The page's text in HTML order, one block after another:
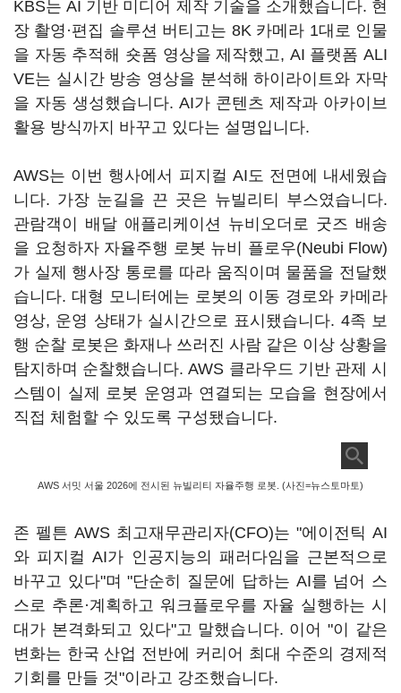
KBS는 AI 기반 미디어 제작 기술을 소개했습니다. 현
장 촬영·편집 솔루션 버티고는 8K 카메라 1대로 인물
을 자동 추적해 숏폼 영상을 제작했고, AI 플랫폼 ALI
VE는 실시간 방송 영상을 분석해 하이라이트와 자막
을 자동 생성했습니다. AI가 콘텐츠 제작과 아카이브
활용 방식까지 바꾸고 있다는 설명입니다.
AWS는 이번 행사에서 피지컬 AI도 전면에 내세웠습
니다. 가장 눈길을 끈 곳은 뉴빌리티 부스였습니다.
관람객이 배달 애플리케이션 뉴비오더로 굿즈 배송
을 요청하자 자율주행 로봇 뉴비 플로우(Neubi Flow)
가 실제 행사장 통로를 따라 움직이며 물품을 전달했
습니다. 대형 모니터에는 로봇의 이동 경로와 카메라
영상, 운영 상태가 실시간으로 표시됐습니다. 4족 보
행 순찰 로봇은 화재나 쓰러진 사람 같은 이상 상황을
탐지하며 순찰했습니다. AWS 클라우드 기반 관제 시
스템이 실제 로봇 운영과 연결되는 모습을 현장에서
직접 체험할 수 있도록 구성됐습니다.
AWS 서밋 서울 2026에 전시된 뉴빌리티 자율주행 로봇. (사진=뉴스토마토)
존 펠튼 AWS 최고재무관리자(CFO)는 "에이전틱 AI
와 피지컬 AI가 인공지능의 패러다임을 근본적으로
바꾸고 있다"며 "단순히 질문에 답하는 AI를 넘어 스
스로 추론·계획하고 워크플로우를 자율 실행하는 시
대가 본격화되고 있다"고 말했습니다. 이어 "이 같은
변화는 한국 산업 전반에 커리어 최대 수준의 경제적
기회를 만들 것"이라고 강조했습니다.